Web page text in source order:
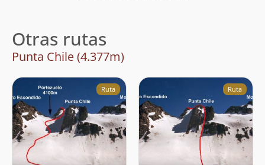
Otras rutas
Punta Chile (4.377m)
Ruta Ruta